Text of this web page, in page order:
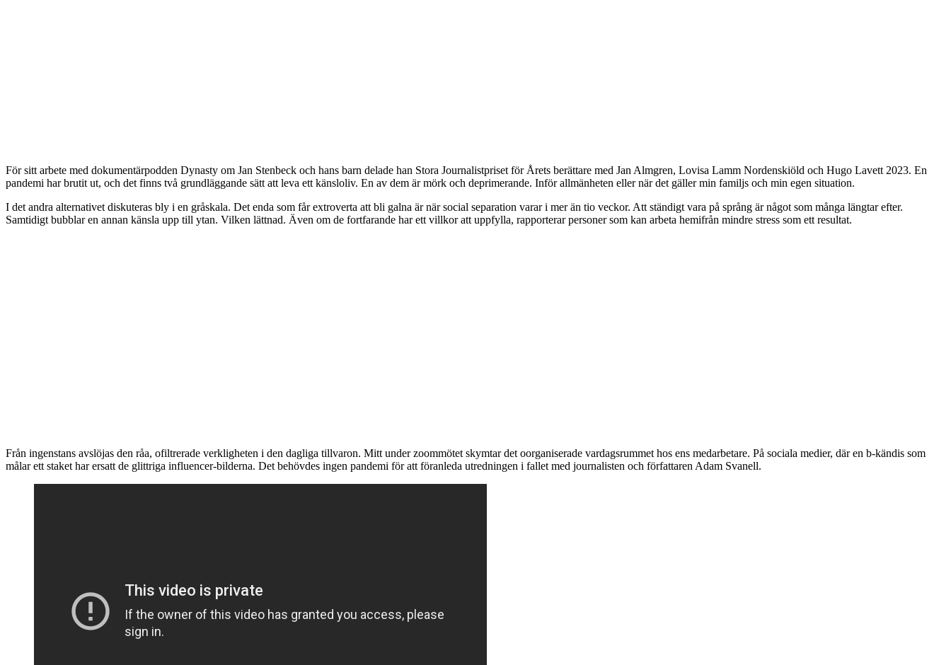
För sitt arbete med dokumentärpodden Dynasty om Jan Stenbeck och hans barn delade han Stora Journalistpriset för Årets berättare med Jan Almgren, Lovisa Lamm Nordenskiöld och Hugo Lavett 2023. En
pandemi har brutit ut, och det finns två grundläggande sätt att leva ett känsloliv. En av dem är mörk och deprimerande. Inför allmänheten eller när det gäller min familjs och min egen situation.
I det andra alternativet diskuteras bly i en gråskala. Det enda som får extroverta att bli galna är när social separation varar i mer än tio veckor. Att ständigt vara på språng är något som många längtar efter.
Samtidigt bubblar en annan känsla upp till ytan. Vilken lättnad. Även om de fortfarande har ett villkor att uppfylla, rapporterar personer som kan arbeta hemifrån mindre stress som ett resultat.
Från ingenstans avslöjas den råa, ofiltrerade verkligheten i den dagliga tillvaron. Mitt under zoommötet skymtar det oorganiserade vardagsrummet hos ens medarbetare. På sociala medier, där en b-kändis som
målar ett staket har ersatt de glittriga influencer-bilderna. Det behövdes ingen pandemi för att föranleda utredningen i fallet med journalisten och författaren Adam Svanell.